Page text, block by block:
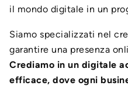
il mondo digitale in un
Siamo specializzati nel
garantire una presenza
Crediamo in un digitale
efficace, dove ogni